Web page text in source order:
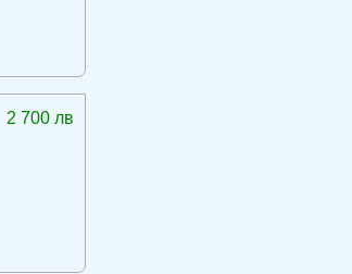
2 700 лв